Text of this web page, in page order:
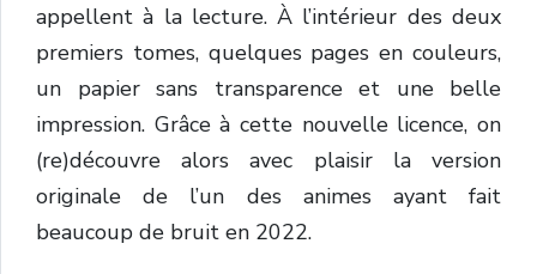
appellent à la lecture. À l’intérieur des deux
premiers tomes, quelques pages en couleurs,
un papier sans transparence et une belle
impression. Grâce à cette nouvelle licence, on
(re)découvre alors avec plaisir la version
originale de l’un des animes ayant fait
beaucoup de bruit en 2022.